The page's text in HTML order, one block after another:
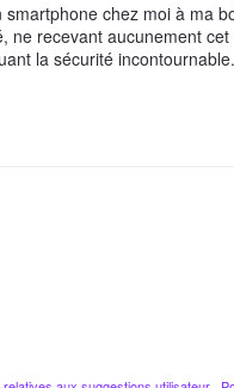
chez moi à ma
ne recevant aucunement
la sécurité incontournable.